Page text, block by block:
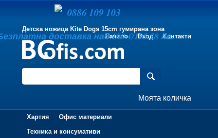
Детска ножица Kite Dogs 15cm гумирана зона
Начало
Вход Контакти
Моята количка
Хартия
Офис материали
Техника и консумативи
0886 109 103
доставка над 100 €/195.58 лв.